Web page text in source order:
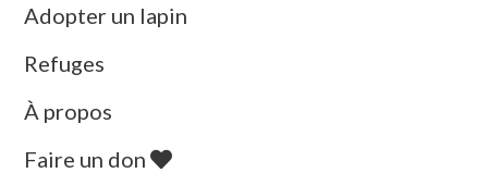
Adopter un lapin
Refuges
À propos
Faire un don